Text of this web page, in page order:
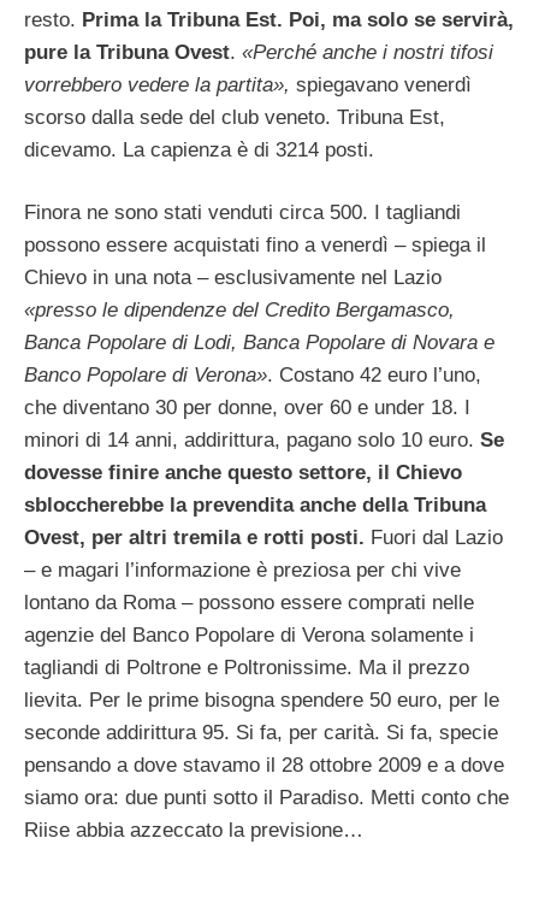
resto. Prima la Tribuna Est. Poi, ma solo se servirà,
pure la Tribuna Ovest. «Perché anche i nostri tifosi
vorrebbero vedere la partita», spiegavano venerdì
scorso dalla sede del club veneto. Tribuna Est,
dicevamo. La capienza è di 3214 posti.
Finora ne sono stati venduti circa 500. I tagliandi
possono essere acquistati fino a venerdì – spiega il
Chievo in una nota – esclusivamente nel Lazio
«presso le dipendenze del Credito Bergamasco,
Banca Popolare di Lodi, Banca Popolare di Novara e
Banco Popolare di Verona». Costano 42 euro l’uno,
che diventano 30 per donne, over 60 e under 18. I
minori di 14 anni, addirittura, pagano solo 10 euro. Se
dovesse finire anche questo settore, il Chievo
sbloccherebbe la prevendita anche della Tribuna
Ovest, per altri tremila e rotti posti. Fuori dal Lazio
– e magari l’informazione è preziosa per chi vive
lontano da Roma – possono essere comprati nelle
agenzie del Banco Popolare di Verona solamente i
tagliandi di Poltrone e Poltronissime. Ma il prezzo
lievita. Per le prime bisogna spendere 50 euro, per le
seconde addirittura 95. Si fa, per carità. Si fa, specie
pensando a dove stavamo il 28 ottobre 2009 e a dove
siamo ora: due punti sotto il Paradiso. Metti conto che
Riise abbia azzeccato la previsione…